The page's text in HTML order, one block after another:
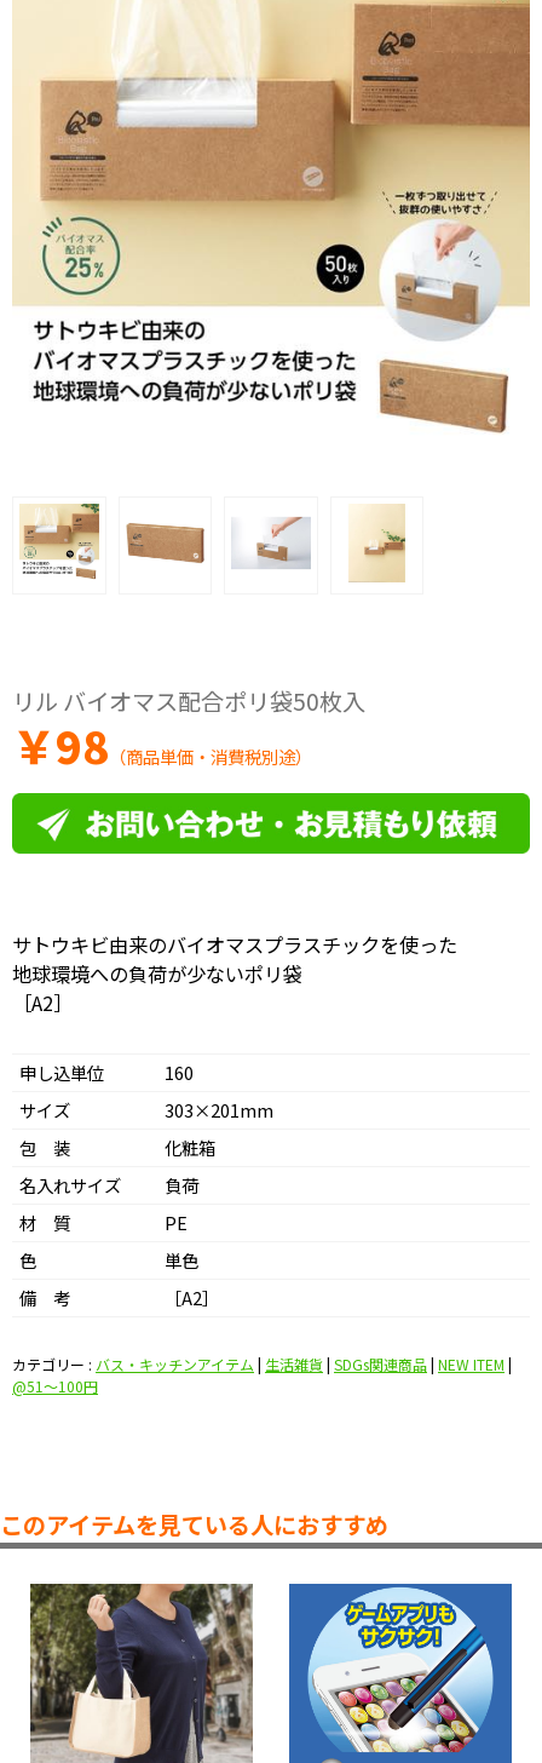
リル バイオマス配合ポリ袋50枚入
￥98 （商品単価・消費税別途）
サトウキビ由来のバイオマスプラスチックを使った
地球環境への負荷が少ないポリ袋
［A2］
申し込単位
160
サイズ
303×201mm
包 装
化粧箱
名入れサイズ
負荷
材 質
PE
色
単色
備 考
［A2］
カテゴリー : バス・キッチンアイテム | 生活雑貨| SDGs関連商品| NEW ITEM |
@51〜100円
このアイテムを見ている人におすすめ